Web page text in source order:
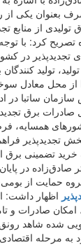
بعنوان یکی از
تولیدی از منابع
کرد: با
تولید
از محل معادل
ساتبا در
صادرات برق
همسایه،
تجدیدپذیر
۲۰ ساله خرید
صادق‌زاده در
حمایت از
اظهار داشت:
امکان صادرات و
شده شاهد رونق
به مرحله